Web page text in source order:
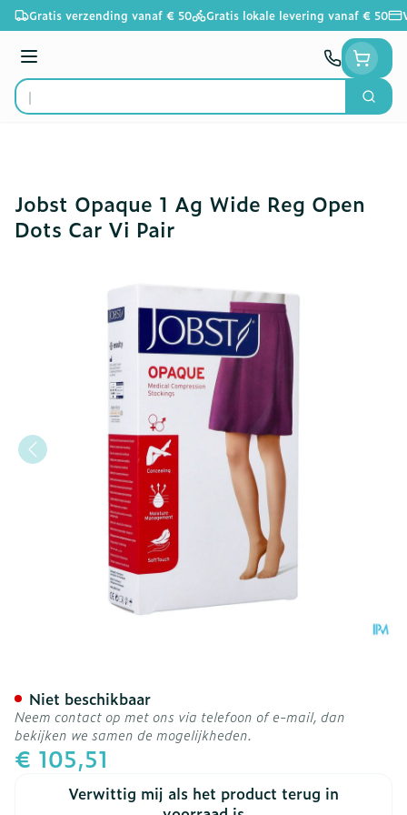
Ga naar de inhoud
Gratis verzending vanaf € 50 Gratis lokale levering vanaf € 50
Menu
Product, merk, categorie...
Zoek
Jobst Opaque 1 Ag Wide Reg Open
Dots Car Vi Pair
€ 105,51
Verwittig mij als het product terug in
Niet beschikbaar
Neem contact op met ons via telefoon of e-mail, dan
bekijken we samen de mogelijkheden.